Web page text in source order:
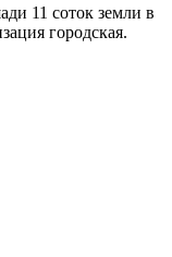
11 соток земли в
городская.